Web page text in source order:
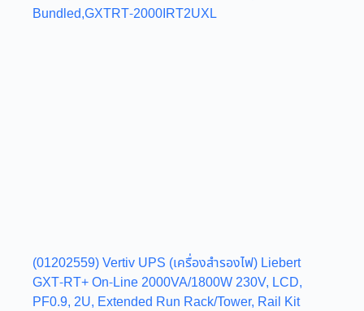
(01202559) Vertiv UPS (เครื่องสำรองไฟ) Liebert
GXT-RT+ On-Line 2000VA/1800W 230V, LCD,
PF0.9, 2U, Extended Run Rack/Tower, Rail Kit